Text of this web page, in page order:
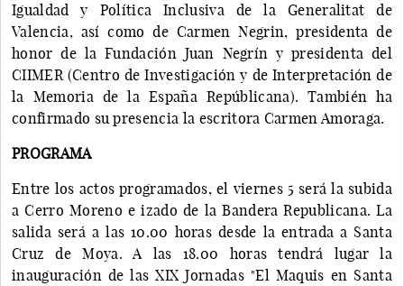
Igualdad y Política Inclusiva de la Generalitat de
Valencia, así como de Carmen Negrin, presidenta de
honor de la Fundación Juan Negrín y presidenta del
CIIMER (Centro de Investigación y de Interpretación de
la Memoria de la España Repúblicana). También ha
confirmado su presencia la escritora Carmen Amoraga.
PROGRAMA
Entre los actos programados, el viernes 5 será la subida
a Cerro Moreno e izado de la Bandera Republicana. La
salida será a las 10.00 horas desde la entrada a Santa
Cruz de Moya. A las 18.00 horas tendrá lugar la
inauguración de las XIX Jornadas "El Maquis en Santa